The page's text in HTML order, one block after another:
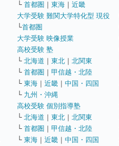
└ 首都圏 ｜ 東海 ｜ 近畿
大学受験 難関大学特化型 現役
└首都圏
大学受験 映像授業
高校受験 塾
└ 北海道 ｜ 東北 ｜ 北関東
└ 首都圏 ｜ 甲信越・北陸
└ 東海 ｜ 近畿 ｜ 中国・四国
└ 九州・沖縄
高校受験 個別指導塾
└ 北海道 ｜ 東北 ｜ 北関東
└ 首都圏 ｜ 甲信越・北陸
└ 東海 ｜ 近畿 ｜ 中国・四国